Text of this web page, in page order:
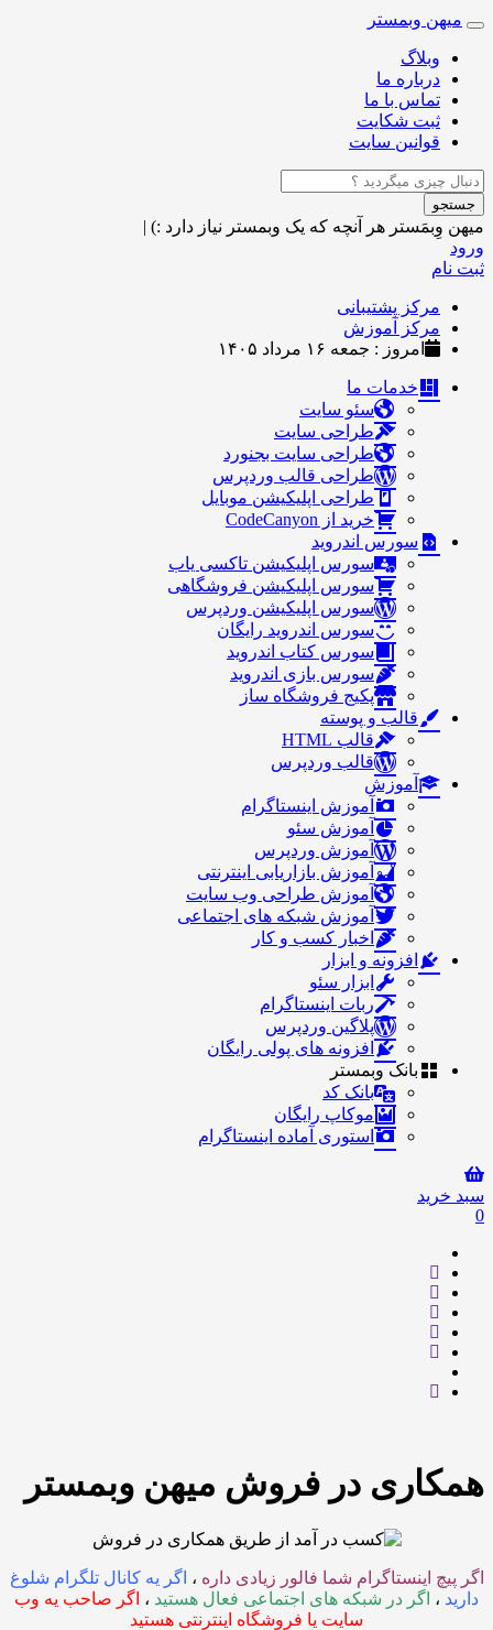
Toggle
navigation
میهن وبمستر
وبلاگ
درباره ما
تماس با ما
ثبت شکایت
قوانین سایت
جستجو
میهن وِبمَستر هر آنچه که یک وبمستر نیاز دارد :) |
ورود
ثبت نام
مرکز پشتیبانی
مرکز آموزش
امروز : جمعه ۱۶ مرداد ۱۴۰۵
خدمات ما
سئو سایت
طراحی سایت
طراحی سایت بجنورد
طراحی قالب وردپرس
طراحی اپلیکیشن موبایل
خرید از CodeCanyon
سورس اندروید
سورس اپلیکیشن تاکسی یاب
سورس اپلیکیشن فروشگاهی
سورس اپلیکیشن وردپرس
سورس اندروید رایگان
سورس کتاب اندروید
سورس بازی اندروید
پکیج فروشگاه ساز
قالب و پوسته
قالب HTML
قالب وردپرس
آموزش
آموزش اینستاگرام
آموزش سئو
آموزش وردپرس
آموزش بازاریابی اینترنتی
آموزش طراحی وب سایت
آموزش شبکه های اجتماعی
اخبار کسب و کار
افزونه و ابزار
ابزار سئو
ربات اینستاگرام
پلاگین وردپرس
افزونه های پولی رایگان
بانک وبمستر
بانک کد
موکاپ رایگان
استوری آماده اینستاگرام
سبد خرید
0
همکاری در فروش میهن وبمستر
اگر پیچ اینستاگرام شما فالور زیادی داره ، اگر یه کانال تلگرام شلوغ
دارید ، اگر در شبکه های اجتماعی فعال هستید ، اگر صاحب یه وب
سایت یا فروشگاه اینترنتی هستید